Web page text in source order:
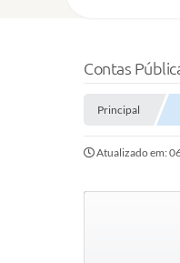
Contas
Principal
Atualizado em: